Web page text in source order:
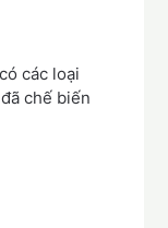
các loại
chế biến